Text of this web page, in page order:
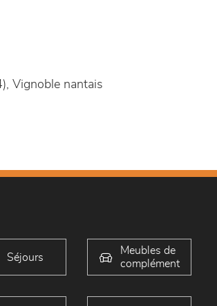
Vignoble nantais
Séjours
Meubles de
complément